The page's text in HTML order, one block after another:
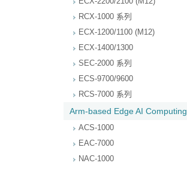
RCX-1000 系列
ECX-1200/1100 (M12)
ECX-1400/1300
SEC-2000 系列
ECS-9700/9600
RCS-7000 系列
Arm-based Edge AI Computing
ACS-1000
EAC-7000
NAC-1000